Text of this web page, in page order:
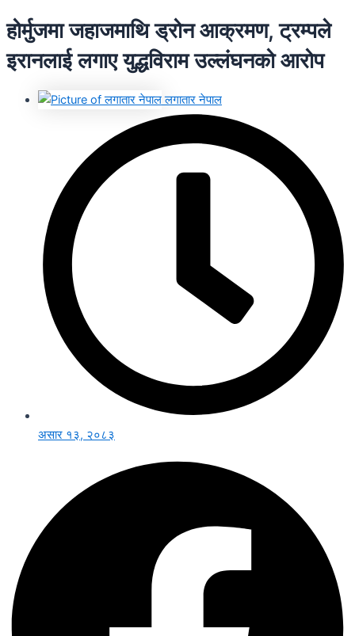
होर्मुजमा जहाजमाथि ड्रोन आक्रमण, ट्रम्पले
इरानलाई लगाए युद्धविराम उल्लंघनको आरोप
लगातार नेपाल
असार १३, २०८३